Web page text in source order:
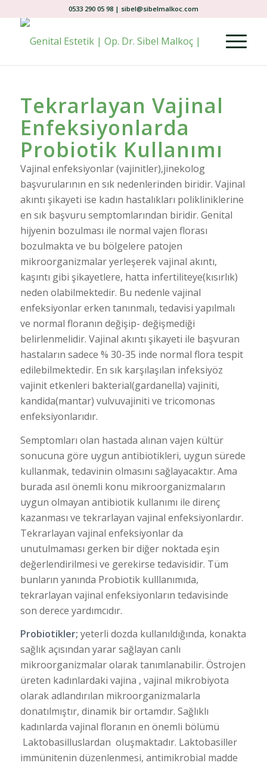
0533 290 05 98 | sibel@sibelmalkoc.com
Tekrarlayan Vajinal
Enfeksiyonlarda
Probiotik Kullanımı
Vajinal enfeksiyonlar (vajinitler),jinekolog
başvurularının en sık nedenlerinden biridir. Vajinal
akıntı şikayeti ise kadın hastalıkları polikliniklerine
en sık başvuru semptomlarından biridir. Genital
hijyenin bozulması ile normal vajen florası
bozulmakta ve bu bölgelere patojen
mikroorganizmalar yerleşerek vajinal akıntı,
kaşıntı gibi şikayetlere, hatta infertiliteye(kısırlık)
neden olabilmektedir. Bu nedenle vajinal
enfeksiyonlar erken tanınmalı, tedavisi yapılmalı
ve normal floranın değişip- değişmediği
belirlenmelidir. Vajinal akıntı şikayeti ile başvuran
hastaların sadece % 30-35 inde normal flora tespit
edilebilmektedir. En sık karşılaşılan infeksiyöz
vajinit etkenleri bakterial(gardanella) vajiniti,
kandida(mantar) vulvuvajiniti ve tricomonas
enfeksiyonlarıdır.
Semptomları olan hastada alınan vajen kültür
sonucuna göre uygun antibiotikleri, uygun sürede
kullanmak, tedavinin olmasını sağlayacaktır. Ama
burada asıl önemli konu mikroorganizmaların
uygun olmayan antibiotik kullanımı ile direnç
kazanması ve tekrarlayan vajinal enfeksiyonlardır.
Tekrarlayan vajinal enfeksiyonlar da
unutulmaması gerken bir diğer noktada eşin
değerlendirilmesi ve gerekirse tedavisidir. Tüm
bunların yanında Probiotik kulllanımıda,
tekrarlayan vajinal enfeksiyonların tedavisinde
son derece yardımcıdır.
Probiotikler; yeterli dozda kullanıldığında, konakta
sağlık açısından yarar sağlayan canlı
mikroorganizmalar olarak tanımlanabilir. Östrojen
üreten kadınlardaki vajina , vajinal mikrobiyota
olarak adlandırılan mikroorganizmalarla
donatılmıştır, dinamik bir ortamdır. Sağlıklı
kadınlarda vajinal floranın en önemli bölümü
Laktobasilluslardan oluşmaktadır. Laktobasiller
immünitenin düzenlenmesi, antimikrobial madde